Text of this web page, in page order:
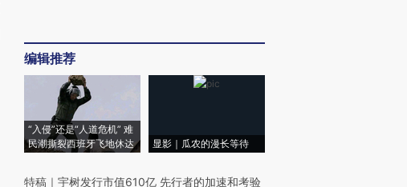
编辑推荐
“入侵”还是“人道危机” 难
民潮撕裂西班牙飞地休达
显影｜瓜农的漫长等待
特稿 ｜ 宇树发行市值610亿 先行者的加速和考验